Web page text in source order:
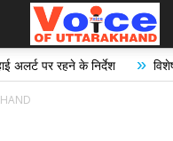
रहने के निर्देश » विशेष गहन